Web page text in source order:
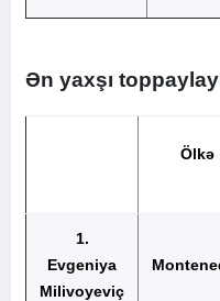
Ən yaxşı
Ölkə
1.
Evgeniya
Milivoyeviç